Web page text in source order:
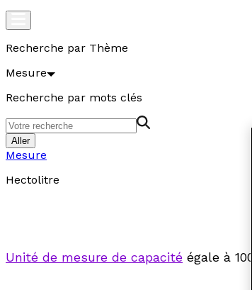
Recherche par Thème
Mesure
Recherche par mots clés
Aller
Mesure
Hectolitre
Unité de mesure de capacité égale à 100